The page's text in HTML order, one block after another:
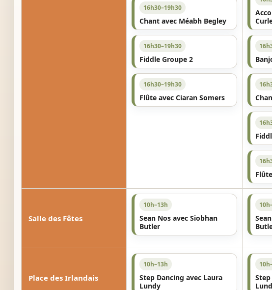
16h30–19h30
Chant avec Méabh Begley
16h30–19h30
Fiddle Groupe 2
16h30–19h30
Flûte avec Ciaran Somers
Salle des Fêtes
10h–13h
Sean Nos avec Siobhan
Butler
Place des Irlandais
10h–13h
Step Dancing avec Laura
Lundy